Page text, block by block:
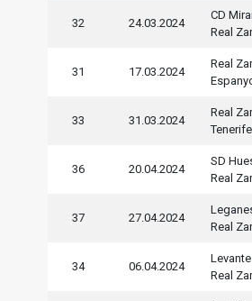
32 24.03.2024
CD
Real
31 17.03.2024
Real
33 31.03.2024
Real
Tenerife
36 20.04.2024
SD
Real
37 27.04.2024
Real
34 06.04.2024
Levante
Real